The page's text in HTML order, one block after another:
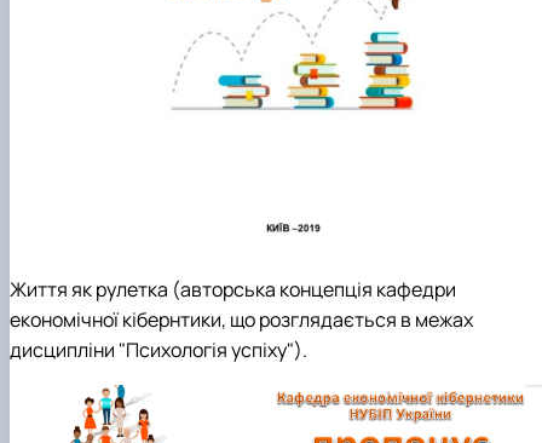
Життя як рулетка (авторська концепція кафедри
економічної кібернтики, що розглядається в межах
дисципліни "Психологія успіху").